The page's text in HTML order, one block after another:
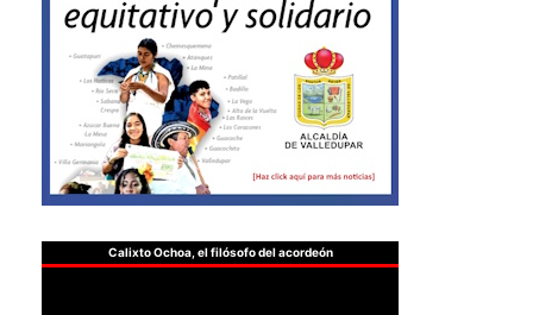
Calixto Ochoa, el filósofo del acordeón